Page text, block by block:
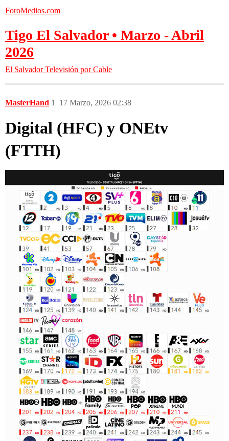
ForoMedios.com
Tigo El Salvador • Marzo - Abril
2026
El Salvador Televisión por Cable
MasterHand 17 Marzo, 2026 02:38
1
Digital (HFC) y ONEtv
(FTTH)